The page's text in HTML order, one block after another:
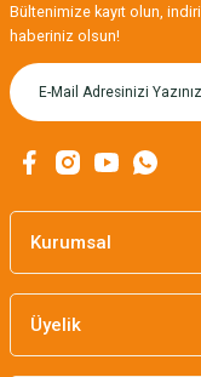
Bültenimize kayıt olun,
haberiniz olsun!
Kurumsal
Üyelik